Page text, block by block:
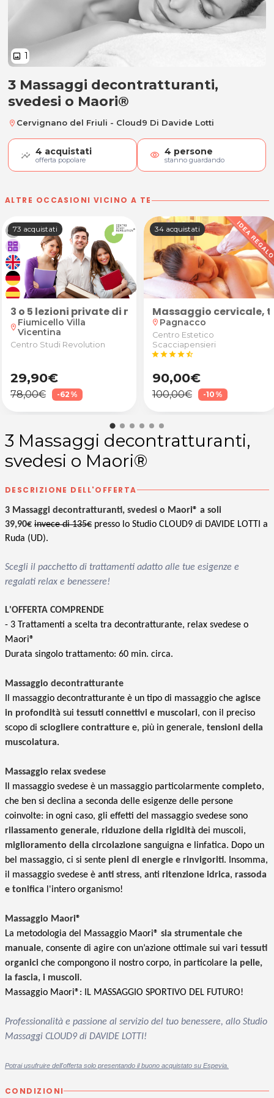
image 1
3 Massaggi decontratturanti,
3 Massaggi decontratturanti,
svedesi o Maori®
location_on Cervignano del Friuli - Cloud9 Di Davide Lotti
4 acquistati
offerta popolare visibility 4 persone
stanno guardando
ALTRE OCCASIONI VICINO A TE
Shakti - Manola Marin ad Aquileia
o 45€ per la Lavanderia Self-Service I WASH di
73 acquistati
3 o 5 lezioni private di matematica, fisica,
location_on Fiumicello Villa
Vicentina
Centro Studi Revolution
29,90€
78,00€ -62%
34 acquistati
Massaggio cervicale,
location_on Pagnacco
Centro Estetico
Scacciapensieri
starstarstarstarstar_half
90,00€
100,00€ -10%
3 Massaggi decontratturanti,
svedesi o Maori®
DESCRIZIONE DELL'OFFERTA
3 Massaggi decontratturanti, svedesi o Maori® a soli
39,90€ invece di 135€ presso lo Studio CLOUD9 di DAVIDE LOTTI a
Ruda (UD).
Scegli il pacchetto di trattamenti adatto alle tue esigenze e
regalati relax e benessere!
L'OFFERTA COMPRENDE
- 3 Trattamenti a scelta tra decontratturante, relax svedese o
Maori®
Durata singolo trattamento: 60 min. circa.
Massaggio decontratturante
Il massaggio decontratturante è un tipo di massaggio che agisce
in profondità sui tessuti connettivi e muscolari, con il preciso
scopo di sciogliere contratture e, più in generale, tensioni della
muscolatura.
Massaggio relax svedese
Il massaggio svedese è un massaggio particolarmente completo,
che ben si declina a seconda delle esigenze delle persone
coinvolte: in ogni caso, gli effetti del massaggio svedese sono
rilassamento generale, riduzione della rigidità dei muscoli,
miglioramento della circolazione sanguigna e linfatica. Dopo un
bel massaggio, ci si sente pieni di energie e rinvigoriti. Insomma,
il massaggio svedese è anti stress, anti ritenzione idrica, rassoda
e tonifica l'intero organismo!
Massaggio Maori®
La metodologia del Massaggio Maori® sia strumentale che
manuale, consente di agire con un’azione ottimale sui vari tessuti
organici che compongono il nostro corpo, in particolare l a pelle,
la fascia, i muscoli.
Massaggio Maori®: IL MASSAGGIO SPORTIVO DEL FUTURO!
Professionalità e passione al servizio del tuo benessere, allo Studio
Massaggi CLOUD9 di DAVIDE LOTTI!
Potrai usufruire dell'offerta solo presentando il buono acquistato su Espevia.
CONDIZIONI